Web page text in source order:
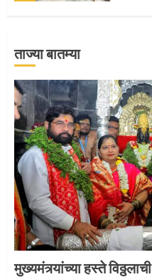
1
2
ताज्या बातम्या
मुख्यमंत्र्यांच्या हस्ते